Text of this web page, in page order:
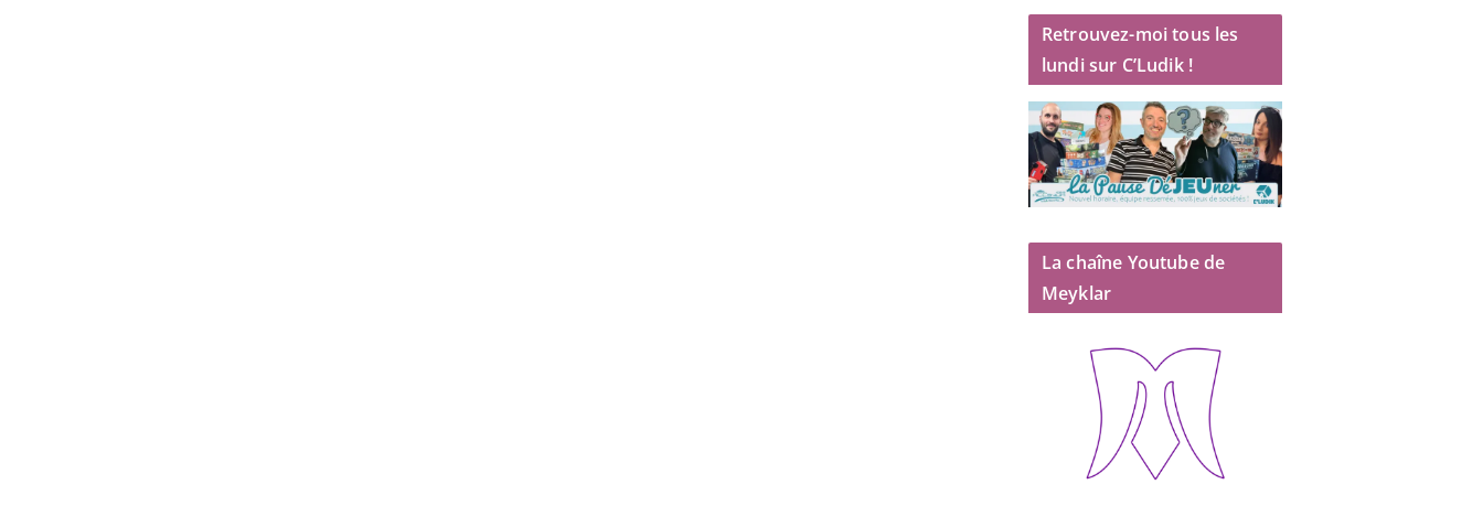
Retrouvez-moi tous les
lundi sur C’Ludik !
La chaîne Youtube de
Meyklar